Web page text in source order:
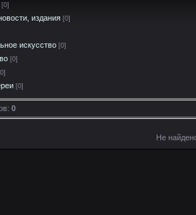
[0]
издания [0]
искусство [0]
[0]
[0]
: 0
Не